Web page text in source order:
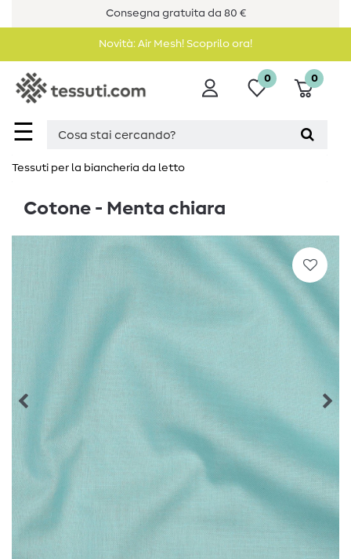
Consegna gratuita da 80 €
Novità: Air Mesh! Scoprilo ora!
☰
0 0
Tessuti per la biancheria da letto
Cotone - Menta chiara